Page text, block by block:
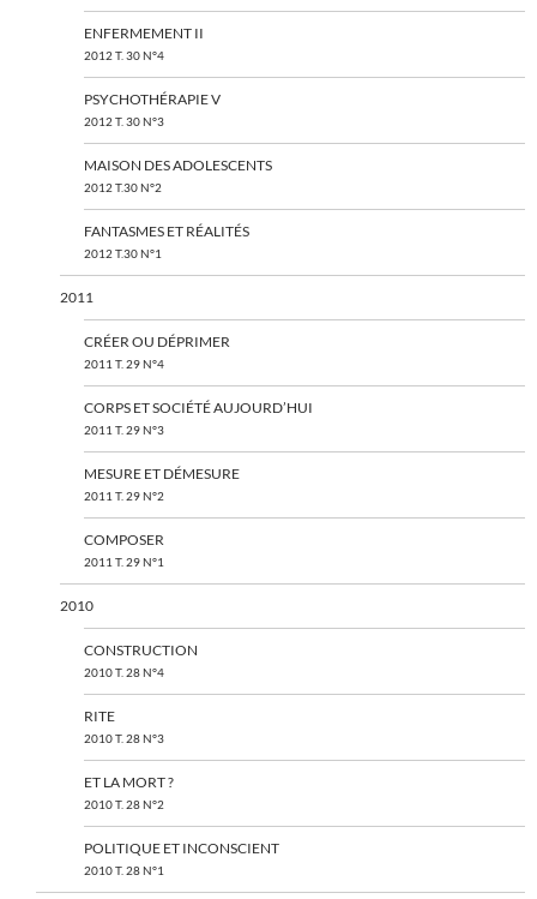
ENFERMEMENT II
2012 T. 30 N°4
PSYCHOTHÉRAPIE V
2012 T. 30 N°3
MAISON DES ADOLESCENTS
2012 T.30 N°2
FANTASMES ET RÉALITÉS
2012 T.30 N°1
2011
CRÉER OU DÉPRIMER
2011 T. 29 N°4
CORPS ET SOCIÉTÉ AUJOURD’HUI
2011 T. 29 N°3
MESURE ET DÉMESURE
2011 T. 29 N°2
COMPOSER
2011 T. 29 N°1
2010
CONSTRUCTION
2010 T. 28 N°4
RITE
2010 T. 28 N°3
ET LA MORT ?
2010 T. 28 N°2
POLITIQUE ET INCONSCIENT
2010 T. 28 N°1